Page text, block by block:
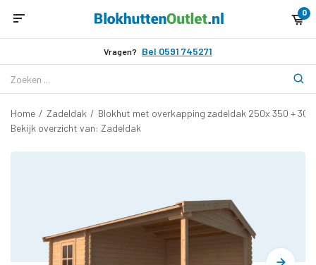
0
Vragen? Bel 0591 745271
Home / Zadeldak / Blokhut met overkapping zadeldak 250x 350 +
Bekijk overzicht van: Zadeldak